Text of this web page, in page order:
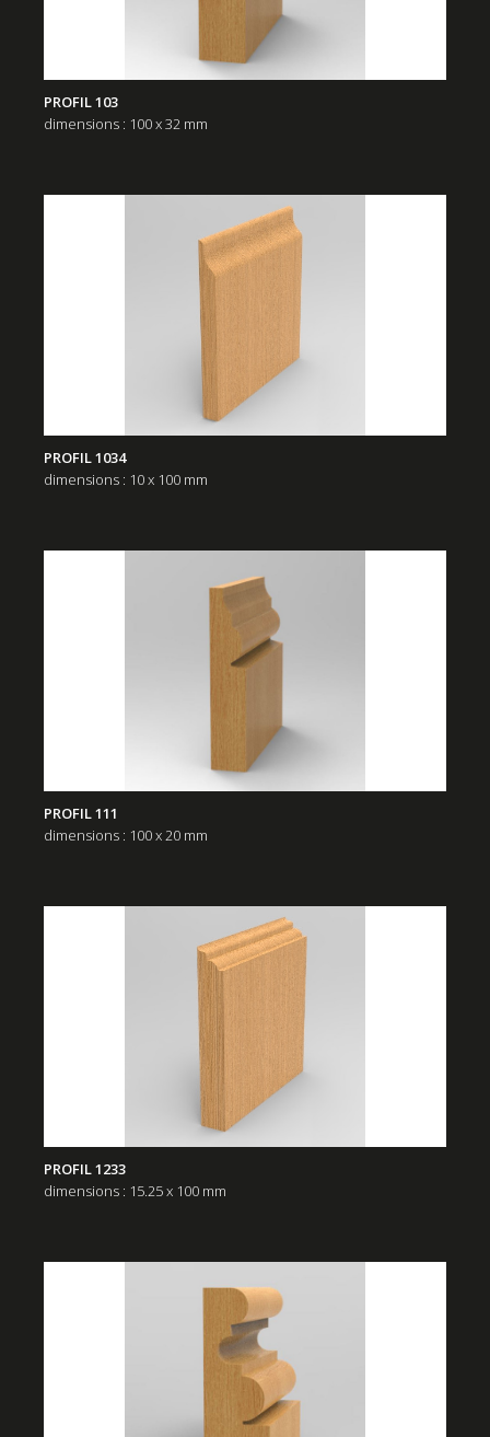
PROFIL 103
dimensions : 100 x 32 mm
PROFIL 1034
dimensions : 10 x 100 mm
PROFIL 111
dimensions : 100 x 20 mm
PROFIL 1233
dimensions : 15.25 x 100 mm